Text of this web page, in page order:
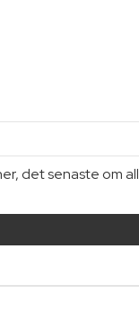
det senaste om